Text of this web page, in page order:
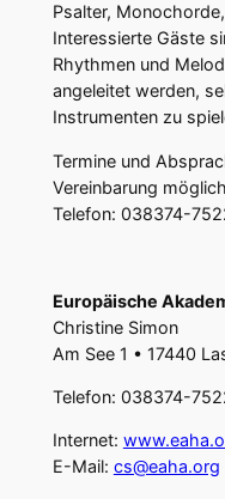
Psalter,
Interessierte Gäste
Rhythmen und
angeleitet werden,
Instrumenten zu
Termine und
Vereinbarung
Telefon: 038374-
Europäische
Christine Simon
Am See 1 • 17440
Telefon: 038374-
Internet:
E-Mail: cs@eaha.org